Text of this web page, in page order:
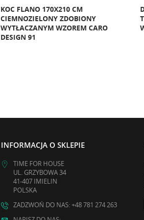
KOC FLANO 170X210 CM
CIEMNOZIELONY ZDOBIONY
WYTŁACZANYM WZOREM CARO
DESIGN 91
INFORMACJA O SKLEPIE
TIME FOR HOUSE
UL. GRZYBOWA 34
41-407 IMIELIN
POLSKA
ZADZWOŃ DO NAS: +48 781 274 263